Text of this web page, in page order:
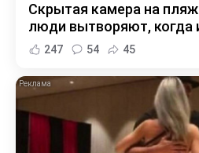
Скрытая камера на
люди вытворяют, когда
247 54 45